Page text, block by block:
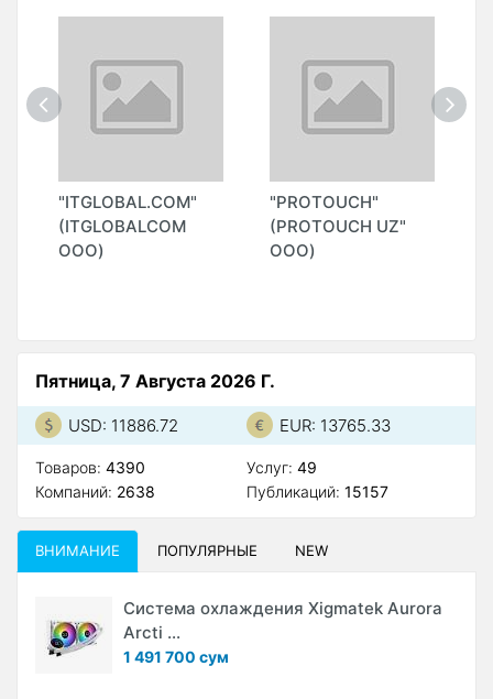
"ITGLOBAL.COM"
(ITGLOBALCOM
ООО)
"PROTOUCH"
(PROTOUCH UZ"
ООО)
Пятница, 7 Августа 2026 Г.
USD: 11886.72 EUR: 13765.33
Товаров: 4390
Компаний: 2638
Услуг: 49
Публикаций: 15157
ВНИМАНИЕ ПОПУЛЯРНЫЕ NEW
Система охлаждения Xigmatek Aurora
Arcti ...
1 491 700 сум